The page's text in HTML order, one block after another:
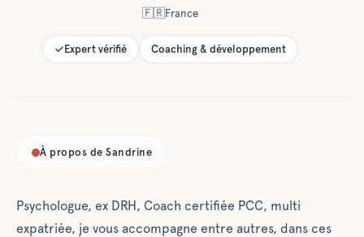
🇫🇷France
Expert vérifié Coaching & développement
À propos deSandrine
Psychologue, ex DRH, Coach certifiée PCC, multi
expatriée, je vous accompagne entre autres, dans ces